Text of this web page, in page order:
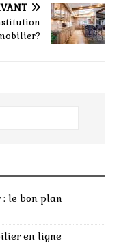
le bon plan
en ligne